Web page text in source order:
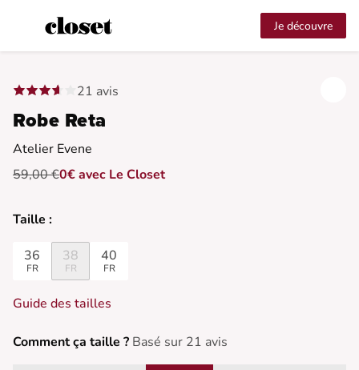
Je découvre
21 avis
Robe Reta
Atelier Evene
59,00 €0€ avec Le Closet
Taille :
36
FR
38
FR
40
FR
Guide des tailles
Comment ça taille ? Basé sur 21 avis